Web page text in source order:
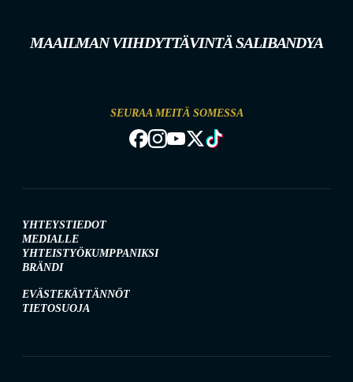
MAAILMAN VIIHDYTTÄVINTÄ SALIBANDYA
SEURAA MEITÄ SOMESSA
YHTEYSTIEDOT
MEDIALLE
YHTEISTYÖKUMPPANIKSI
BRÄNDI
EVÄSTEKÄYTÄNNÖT
TIETOSUOJA